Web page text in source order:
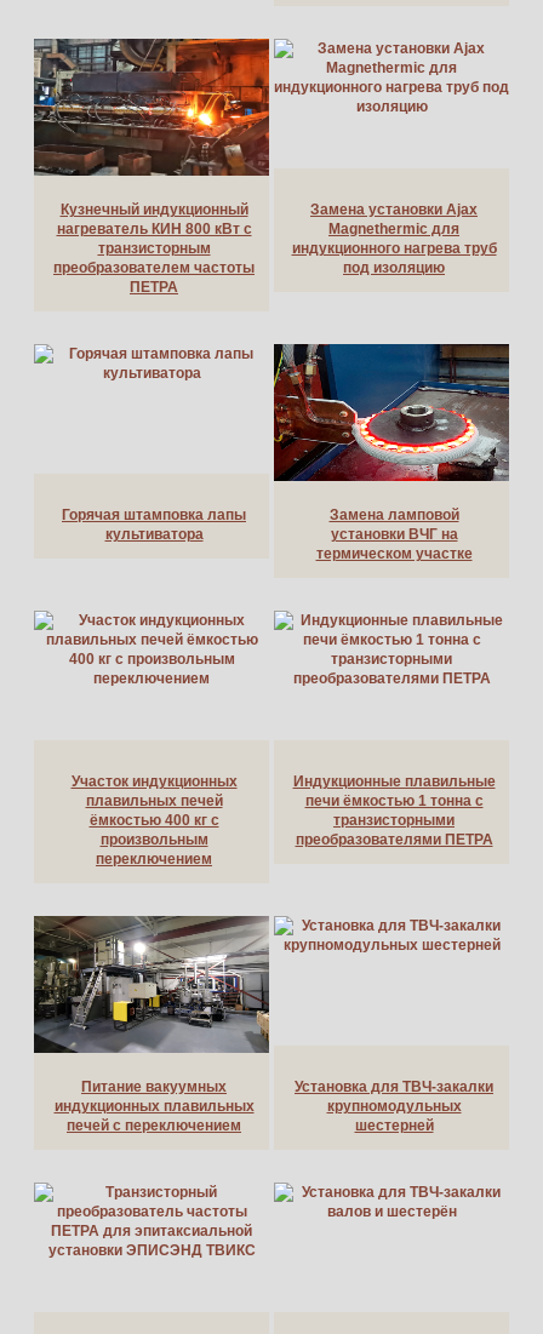
Кузнечный индукционный
нагреватель КИН 800 кВт с
транзисторным
преобразователем частоты
ПЕТРА
Замена установки Ajax
Magnethermic для
индукционного нагрева труб
под изоляцию
Горячая штамповка лапы
культиватора
Замена ламповой
установки ВЧГ на
термическом участке
Участок индукционных
плавильных печей
ёмкостью 400 кг с
произвольным
переключением
Индукционные плавильные
печи ёмкостью 1 тонна с
транзисторными
преобразователями ПЕТРА
Питание вакуумных
индукционных плавильных
печей с переключением
Установка для ТВЧ-закалки
крупномодульных
шестерней